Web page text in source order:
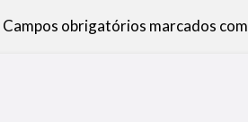
Campos obrigatórios marcados com